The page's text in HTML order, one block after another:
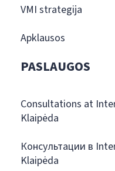
VMI strategija
Apklausos
PASLAUGOS
Consultations at
Klaipėda
Консультации в
Klaipėda